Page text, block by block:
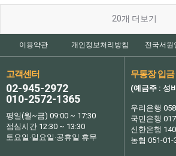
20개 더보기
이용약관 개인정보처리방침 전국서원
고객센터
02-945-2972
010-2572-1365
평일(월~금) 09:00 ~ 17:30
점심시간 12:30 ~ 13:30
토요일·일요일·공휴일 휴무
무통장 입금
(예금주 : 성
우리은행
국민은행
신한은행
농협 051-01-